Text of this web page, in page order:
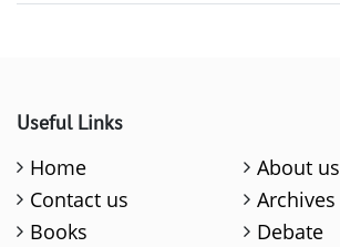
Useful Links
Home
About us
Contact us
Archives
Books
Debate